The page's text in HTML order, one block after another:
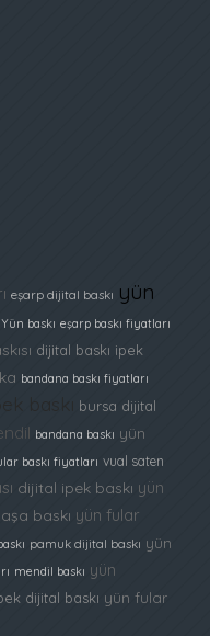
eşarp dijital baskı yün
Yün baskı eşarp baskı fiyatları
dijital baskı ipek
bandana baskı fiyatları
bursa dijital
bandana baskı yün
baskı fiyatları vual saten
dijital ipek baskı yün
baskı yün fular
pamuk dijital baskı yün
mendil baskı yün
dijital baskı yün fular